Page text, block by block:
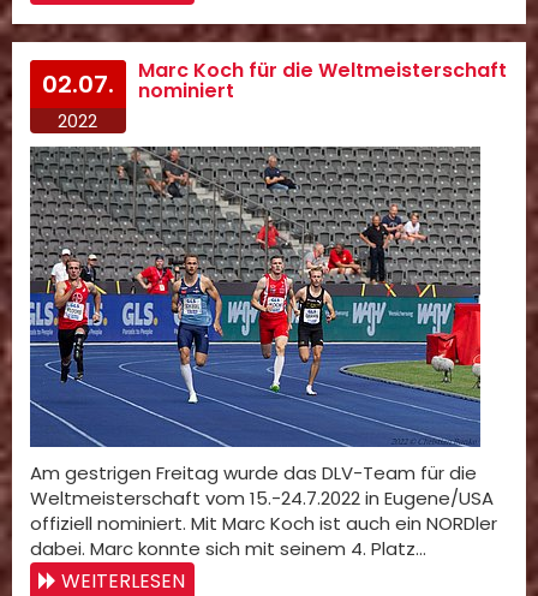
02.07.
2022
Marc Koch für die Weltmeisterschaft
nominiert
Am gestrigen Freitag wurde das DLV-Team für die
Weltmeisterschaft vom 15.-24.7.2022 in Eugene/USA
offiziell nominiert. Mit Marc Koch ist auch ein NORDler
dabei. Marc konnte sich mit seinem 4. Platz…
WEITERLESEN